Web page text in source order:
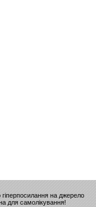
на джерело
для самолікування!